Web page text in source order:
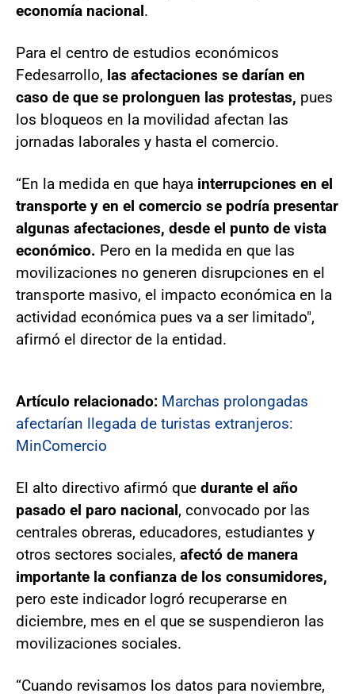
economía nacional.
Para el centro de estudios económicos
Fedesarrollo, las afectaciones se darían en
caso de que se prolonguen las protestas, pues
los bloqueos en la movilidad afectan las
jornadas laborales y hasta el comercio.
“En la medida en que haya interrupciones en el
transporte y en el comercio se podría presentar
algunas afectaciones, desde el punto de vista
económico. Pero en la medida en que las
movilizaciones no generen disrupciones en el
transporte masivo, el impacto económica en la
actividad económica pues va a ser limitado",
afirmó el director de la entidad.
Artículo relacionado: Marchas prolongadas
afectarían llegada de turistas extranjeros:
MinComercio
El alto directivo afirmó que durante el año
pasado el paro nacional, convocado por las
centrales obreras, educadores, estudiantes y
otros sectores sociales, afectó de manera
importante la confianza de los consumidores,
pero este indicador logró recuperarse en
diciembre, mes en el que se suspendieron las
movilizaciones sociales.
“Cuando revisamos los datos para noviembre,